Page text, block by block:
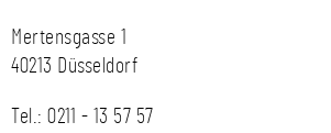
Mertensgasse 1
40213 Düsseldorf
Tel.: 0211 - 13 57 57